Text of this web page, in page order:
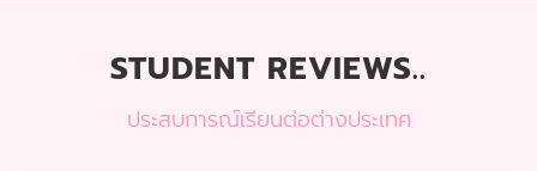
STUDENT REVIEWS..
ประสบการณ์เรียนต่อต่างประเทศ